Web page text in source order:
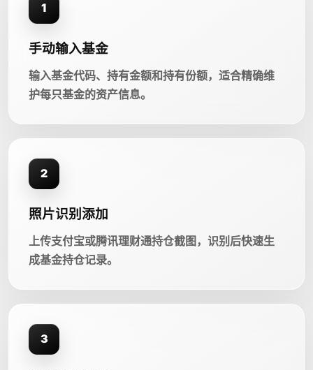
1
手动输入基金
输入基金代码、持有金额和持有份额，适合精确维
护每只基金的资产信息。
2
照片识别添加
上传支付宝或腾讯理财通持仓截图，识别后快速生
成基金持仓记录。
3